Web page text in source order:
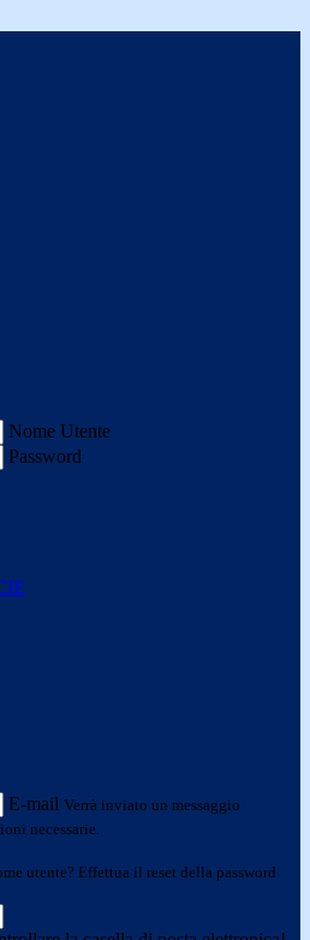
Nome Utente
Password
E-mail Verrà inviato un messaggio
necessarie.
utente? Effettua il reset della password